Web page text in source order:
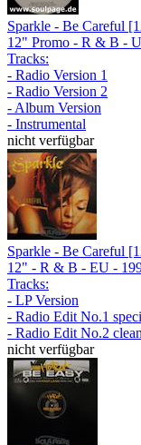
Sparkle - Be Careful
12" Promo - R & B -
Tracks:
- Radio Version 1
- Radio Version 2
- Album Version
- Instrumental
nicht verfügbar
Sparkle - Be Careful
12" - R & B - EU -
Tracks:
- LP Version
- Radio Edit No.1
- Radio Edit No.2 clean
nicht verfügbar